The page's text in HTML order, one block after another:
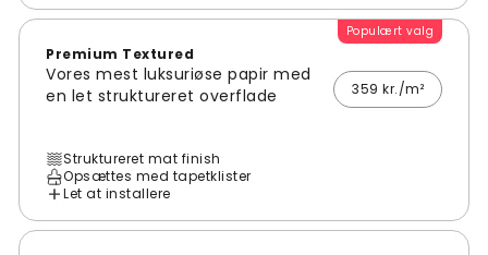
Populært valg
Premium Textured
Vores mest luksuriøse papir med
en let struktureret overflade
359 kr./m²
Struktureret mat finish
Opsættes med tapetklister
Let at installere